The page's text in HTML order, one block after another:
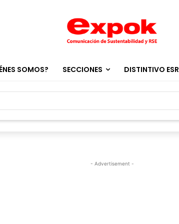
SOMOS? SECCIONES DISTINTIVO ESR
- Advertisement -